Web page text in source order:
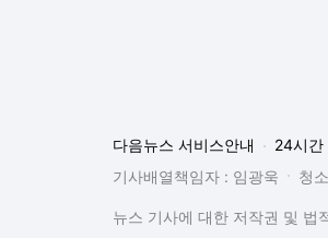
다음뉴스 서비스안내 24시간
기사배열책임자 : 임광욱
청
뉴스 기사에 대한 저작권 및 법